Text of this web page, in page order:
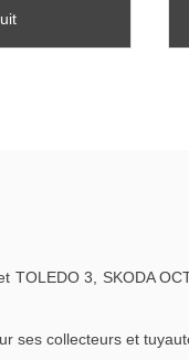
3, SKODA
ses collecteurs et